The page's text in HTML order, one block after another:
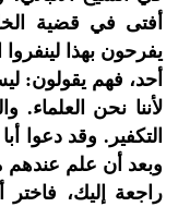
أفتى في قضية
يفرحون بهذا
أحد، فهم يقولون:
لأننا نحن
التكفير. وقد دعوا
وبعد أن علم عندهم
راجعة إليك،